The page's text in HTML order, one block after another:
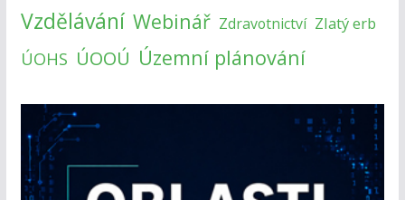
Vzdělávání Webinář Zdravotnictví Zlatý erb
ÚOHS ÚOOÚ Územní plánování